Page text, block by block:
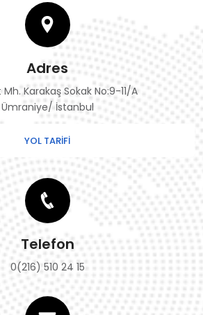
Adres
Karakaş Sokak No:9-11/A
Ümraniye/ İstanbul
YOL TARİFİ
Telefon
0(216) 510 24 15